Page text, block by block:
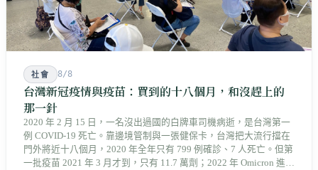
社會 8/8
台灣新冠疫情與疫苗：買到的十八個月，和沒趕上的
那一針
2020 年 2 月 15 日，一名沒出過國的白牌車司機病逝，是台灣第一
例 COVID-19 死亡。靠邊境管制與一張健保卡，台灣把大流行擋在
門外將近十八個月，2020 年全年只有 799 例確診、7 人死亡。但第
一批疫苗 2021 年 3 月才到，只有 11.7 萬劑；2022 年 Omicron 進來